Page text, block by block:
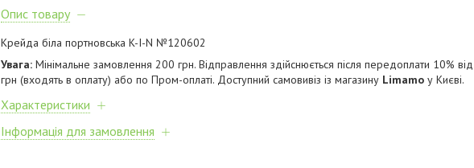
Опис товару
Крейда біла портновська K-I-N №120602
Увага: Мінімальне замовлення 200 грн. Відправлення здійснюється після передоплати 10%
грн (входять в оплату) або по Пром-оплаті. Доступний самовивіз із магазину Limamo у Києві.
Характеристики
Інформація для замовлення